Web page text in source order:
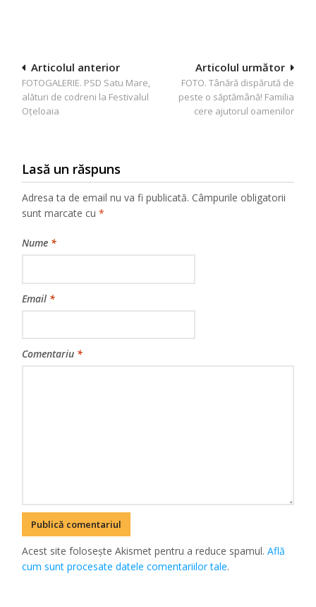
Navigare
în
articole
Articolul următor
FOTO. Tânără dispărută de
peste o săptămână! Familia
cere ajutorul oamenilor
Articolul anterior
FOTOGALERIE. PSD Satu Mare,
alături de codreni la Festivalul
Oțeloaia
Lasă un răspuns
Adresa ta de email nu va fi publicată. Câmpurile obligatorii
sunt marcate cu*
Nume *
Email *
Comentariu *
Acest site folosește Akismet pentru a reduce spamul.Află
cum sunt procesate datele comentariilor tale.